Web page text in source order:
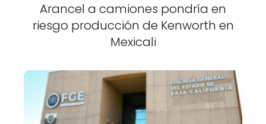
Arancel a camiones pondría en
riesgo producción de Kenworth en
Mexicali